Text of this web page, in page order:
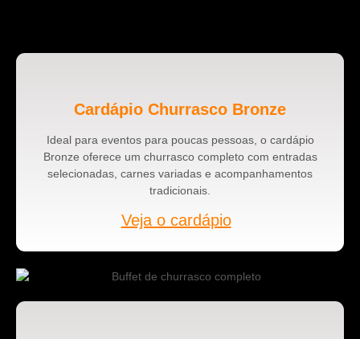
Cardápio Churrasco Bronze
Ideal para eventos para poucas pessoas, o cardápio
Bronze oferece um churrasco completo com entradas
selecionadas, carnes variadas e acompanhamentos
tradicionais.
Veja o cardápio